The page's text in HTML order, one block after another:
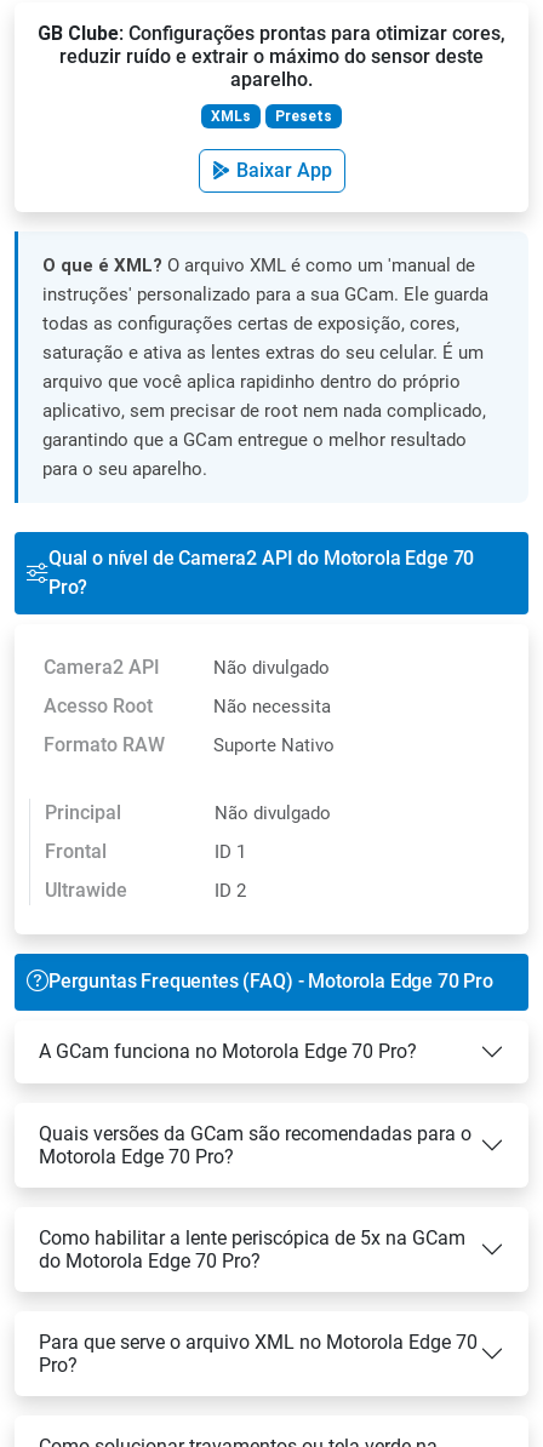
GB Clube: Configurações prontas para otimizar cores,
reduzir ruído e extrair o máximo do sensor deste
aparelho.
XMLs Presets
Baixar App
O que é XML? O arquivo XML é como um 'manual de
instruções' personalizado para a sua GCam. Ele guarda
todas as configurações certas de exposição, cores,
saturação e ativa as lentes extras do seu celular. É um
arquivo que você aplica rapidinho dentro do próprio
aplicativo, sem precisar de root nem nada complicado,
garantindo que a GCam entregue o melhor resultado
para o seu aparelho.
Qual o nível de Camera2 API do Motorola Edge 70
Pro?
Camera2 API Não divulgado
Acesso Root Não necessita
Formato RAW Suporte Nativo
Principal Não divulgado
Frontal ID 1
Ultrawide ID 2
Perguntas Frequentes (FAQ) - Motorola Edge 70 Pro
A GCam funciona no Motorola Edge 70 Pro?
Quais versões da GCam são recomendadas para o
Motorola Edge 70 Pro?
Como habilitar a lente periscópica de 5x na GCam
do Motorola Edge 70 Pro?
Para que serve o arquivo XML no Motorola Edge 70
Pro?